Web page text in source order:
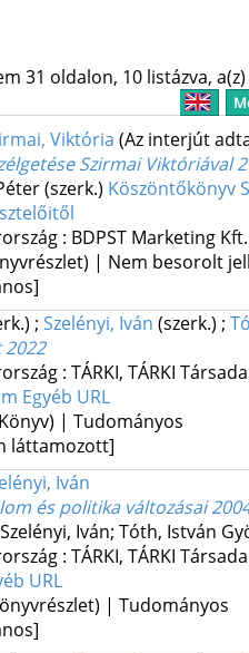
31 oldalon, 10 listázva,
Viktória (Az interjút
Szirmai Viktóriával
(szerk.) Köszöntőkönyv
: BDPST Marketing Kft.
| Nem besorolt
; Szelényi, Iván (szerk.) ;
: TÁRKI, TÁRKI
Egyéb URL
| Tudományos
láttamozott]
Iván
és politika változásai
Iván; Tóth, István
: TÁRKI, TÁRKI
URL
| Tudományos